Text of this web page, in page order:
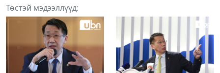
Төстэй мэдээллүүд: